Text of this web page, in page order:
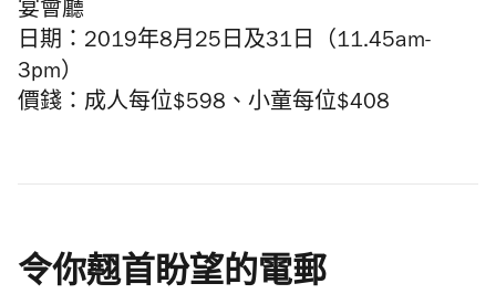
宴會廳
日期：2019年8月25日及31日（11.45am-
3pm）
價錢：成人每位$598、小童每位$408
令你翹首盼望的電郵